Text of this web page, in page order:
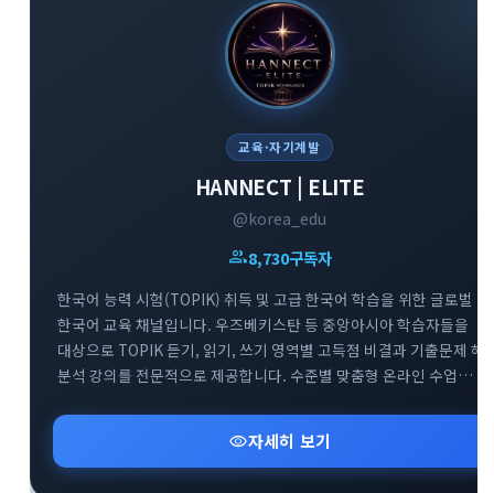
교육·자기계발
HANNECT | ELITE
@korea_edu
group8,730구독자
한국어 능력 시험(TOPIK) 취득 및 고급 한국어 학습을 위한 글로벌
한국어 교육 채널입니다. 우즈베키스탄 등 중앙아시아 학습자들을
대상으로 TOPIK 듣기, 읽기, 쓰기 영역별 고득점 비결과 기출문제 해
분석 강의를 전문적으로 제공합니다. 수준별 맞춤형 온라인 수업
전문 아카데미 소통 공간입니다.
visibility자세히 보기